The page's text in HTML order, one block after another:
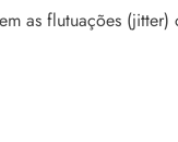
as flutuações